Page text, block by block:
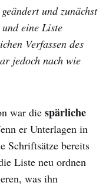
und zunächst
eine Liste
Verfassen des
jedoch nach wie
war die spärliche
er Unterlagen in
Schriftsätze bereits
Liste neu ordnen
was ihn